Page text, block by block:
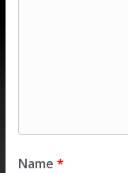
Name *